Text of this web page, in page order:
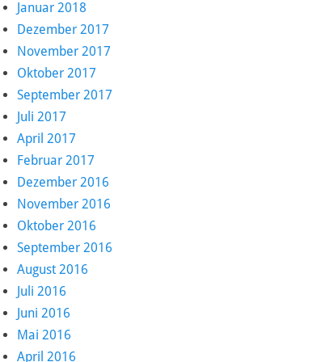
Januar 2018
Dezember 2017
November 2017
Oktober 2017
September 2017
Juli 2017
April 2017
Februar 2017
Dezember 2016
November 2016
Oktober 2016
September 2016
August 2016
Juli 2016
Juni 2016
Mai 2016
April 2016